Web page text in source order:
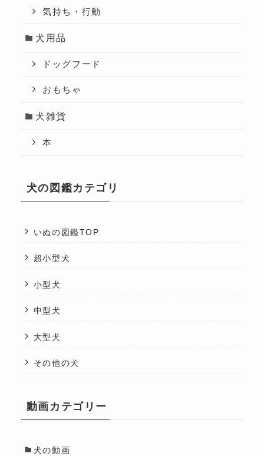
気持ち・行動
犬用品
ドッグフード
おもちゃ
犬雑貨
本
犬の図鑑カテゴリ
いぬの図鑑TOP
超小型犬
小型犬
中型犬
大型犬
その他の犬
動画カテゴリー
犬の動画